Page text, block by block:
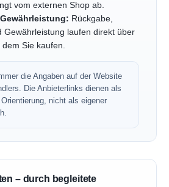
vom externen Shop ab.
Rückgabe,
Gewährleistung laufen direkt über
Sie kaufen.
die Angaben auf der Website
Die Anbieterlinks dienen als
nicht als eigener
– durch begleitete